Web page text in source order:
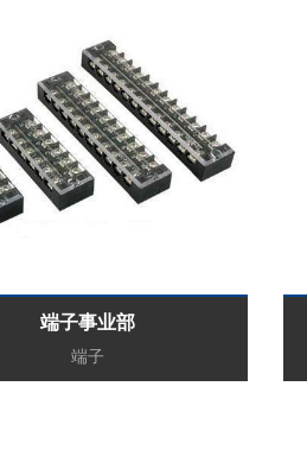
...
端子事业部
端子